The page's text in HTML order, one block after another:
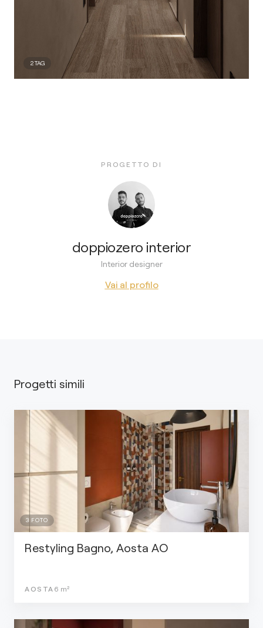
2TAG
PROGETTO DI
doppiozero interior
Interior designer
Vai al profilo
Progetti simili
3 FOTO
Restyling Bagno, Aosta AO
AOSTA 6 m²